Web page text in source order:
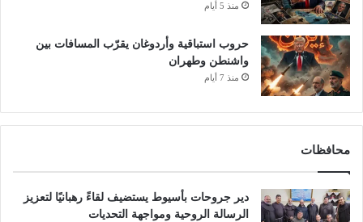
منذ 5 أيام
حروب استباقية وأردوغان يقرّب المسافات بين
واشنطن وطهران
منذ 7 أيام
محافظات
دير جروحات بأسيوط يستضيف لقاءً رهبانيًا لتعزيز
الرسالة الروحية ومواجهة التحديات